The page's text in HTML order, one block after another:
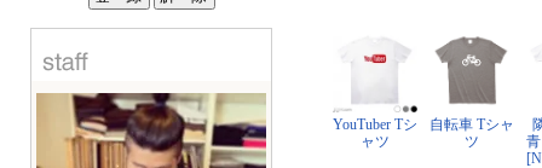
YouTuber Tシ
ャツ
自転車 Tシャ
ツ